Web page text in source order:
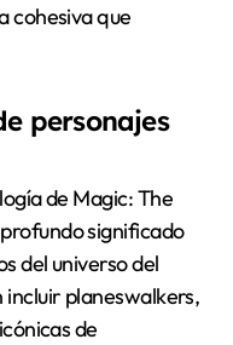
cohesiva que
personajes
de Magic: The
significado
del universo del
incluir planeswalkers,
de